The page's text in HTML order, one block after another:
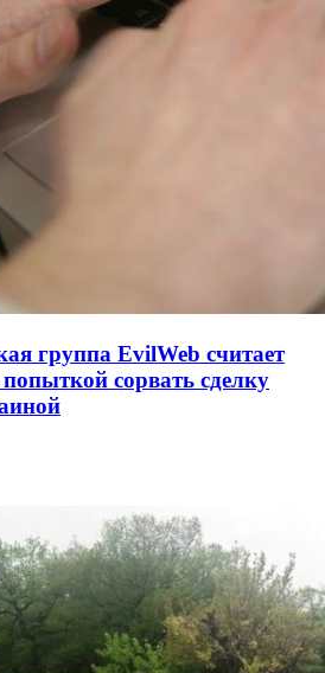
группа EvilWeb считает
сорвать сделку